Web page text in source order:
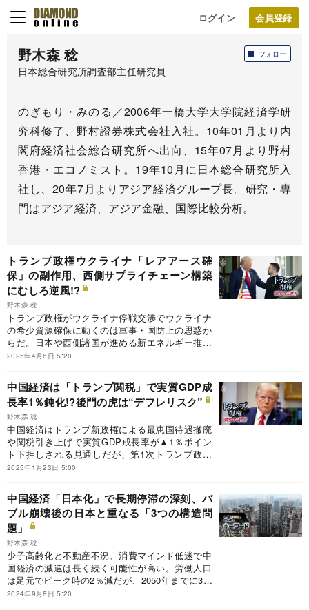
ログイン
フォロー
野木森 稔
日本総合研究所調査部主任研究員
のぎもり・みのる／2006年一橋大学大学院経済学研
究科修了、野村證券株式会社入社。10年01月より内
閣府経済社会総合研究所へ出向、15年07月より野村
香港・エコノミスト。19年10月に日本総合研究所入
社し、20年7月よりアジア経済グループ長。研究・専
門はアジア経済、アジア金融、国際比較分析。
トランプ政権ウクライナ「レアアース確
保」の副作用、西側サプライチェーン構築
にむしろ逆風!?
野木森 稔
トランプ政権がウクライナ停戦交渉でウクライナ
の希少資源確保に動くのは軍事・国防上の思惑か
らだ。日本や西側諸国が進める新エネルギー推進
や経済安全保障のための重要鉱物サプライチェー
「脱・脱炭素」政策によってその取り組みが遅
れ、脱炭素に必要な鉱物資源の中国依存が強まる
懸念がある。
2025年4月6日 5:20
中国経済は「トランプ関税」で実質GDP成
長率1％鈍化!?後門の虎は“デフレリスク”
野木森 稔
中国経済はトランプ新政権による最恵国待遇撤廃
や関税引き上げで実質GDP成長率が▲1％ポイン
ト下押しされる見通しだが、第1次トランプ政権
時代と違って国内も不動産不況と消費不振の問題
を軽視しているように思われ、判断を誤ると深刻
な経済悪化が懸念される。
2025年1月23日 5:00
中国経済「日本化」で長期停滞の深刻、バ
ブル崩壊後の日本と重なる「3つの構造問
題」
野木森 稔
少子高齢化と不動産不況、消費マインド低迷で中
国経済の減速は長く続く可能性が高い。労働人口
は足元でピーク時の2％減だが、2050年までに3割
減り、若者層の6割が低価格を追求する。バブル
2024年9月8日 5:20